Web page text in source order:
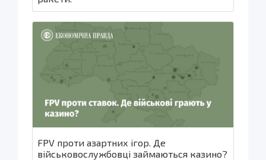
FPV проти азартних ігор. Де
військовослужбовці займаються казино?